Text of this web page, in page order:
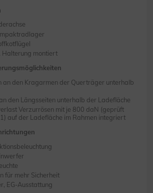
Halterung montiert
an den Kragarmen der Querträger unterhalb
den Längsseiten unterhalb der Ladefläche
Verzurrösen mit je 800 daN (geprüft
auf der Ladefläche im Rahmen integriert
für mehr Sicherheit
EG-Ausstattung